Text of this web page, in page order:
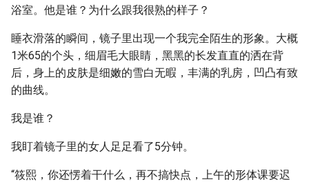
浴室。他是谁？为什么跟我很熟的样子？
睡衣滑落的瞬间，镜子里出现一个我完全陌生的形象。大概
1米65的个头，细眉毛大眼睛，黑黑的长发直直的洒在背
后，身上的皮肤是细嫩的雪白无暇，丰满的乳房，凹凸有致
的曲线。
我是谁？
我盯着镜子里的女人足足看了5分钟。
“筱熙，你还愣着干什么，再不搞快点，上午的形体课要迟